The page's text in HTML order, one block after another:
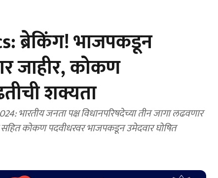
ब्रेकिंग! भाजपकडून
जाहीर, कोकण
शक्यता
जनता पक्ष विधानपरिषदेच्या तीन जागा लढवणार
कोकण पदवीधरवर भाजपकडून उमेदवार घोषित